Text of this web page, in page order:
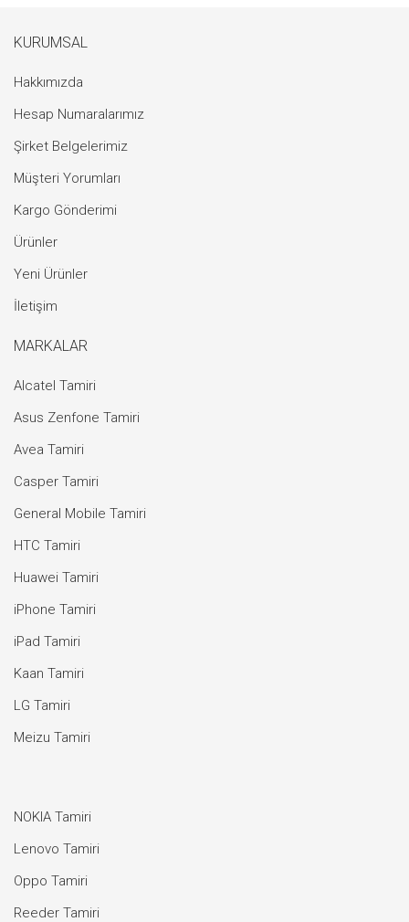
KURUMSAL
Hakkımızda
Hesap Numaralarımız
Şirket Belgelerimiz
Müşteri Yorumları
Kargo Gönderimi
Ürünler
Yeni Ürünler
İletişim
MARKALAR
Alcatel Tamiri
Asus Zenfone Tamiri
Avea Tamiri
Casper Tamiri
General Mobile Tamiri
HTC Tamiri
Huawei Tamiri
iPhone Tamiri
iPad Tamiri
Kaan Tamiri
LG Tamiri
Meizu Tamiri
NOKIA Tamiri
Lenovo Tamiri
Oppo Tamiri
Reeder Tamiri